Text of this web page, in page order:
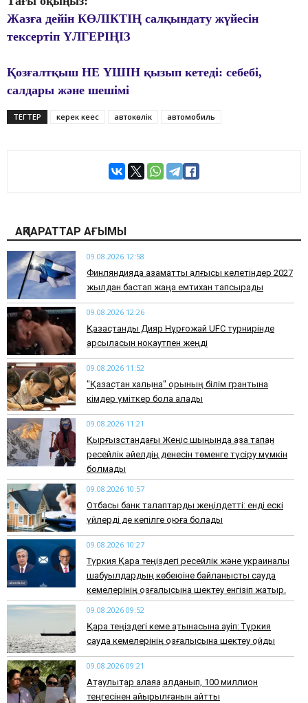
Жазға дейін КӨЛІКТІҢ салқындату жүйесін
тексертіп ҮЛГЕРІҢІЗ
Қозғалтқыш НЕ ҮШІН қызып кетеді: себебі,
салдары және шешімі
ТЕГТЕР керек кеңес автокөлік автомобиль
АҚПАРАТТАР АҒЫМЫ
09.08.2026 12:58
Финляндияда азаматтық алғысы келетіндер 2027
жылдан бастап жаңа емтихан тапсырады
09.08.2026 12:26
Қазақстандық Дияр Нұрғожай UFC турнирінде
қарсыласын нокаутпен жеңді
09.08.2026 11:52
"Қазақстан халқына" қорының білім грантына
кімдер үміткер бола алады
09.08.2026 11:21
Қырғызстандағы Жеңіс шыңында қаза тапқан
ресейлік әйелдің денесін төменге түсіру мүмкін
болмады
09.08.2026 10:57
Отбасы банк талаптарды жеңілдетті: енді ескі
үйлерді де кепілге қоюға болады
09.08.2026 10:27
Түркия Қара теңіздегі ресейлік және украиналық
шабуылдардың көбеюіне байланысты сауда
кемелерінің қозғалысына шектеу енгізіп жатыр.
09.08.2026 09:52
Қара теңіздегі кеме қатынасына қауіп: Түркия
сауда кемелерінің қозғалысына шектеу қойды
09.08.2026 09:21
Ақтаулықтар алаяққа алданып, 100 миллион
теңгесінен айырылғанын айтты